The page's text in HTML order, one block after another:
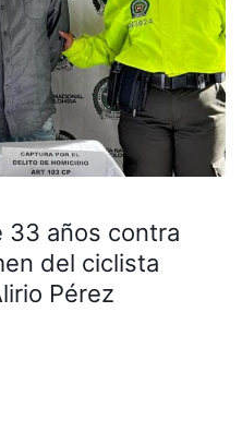
33 años contra
del ciclista
Pérez